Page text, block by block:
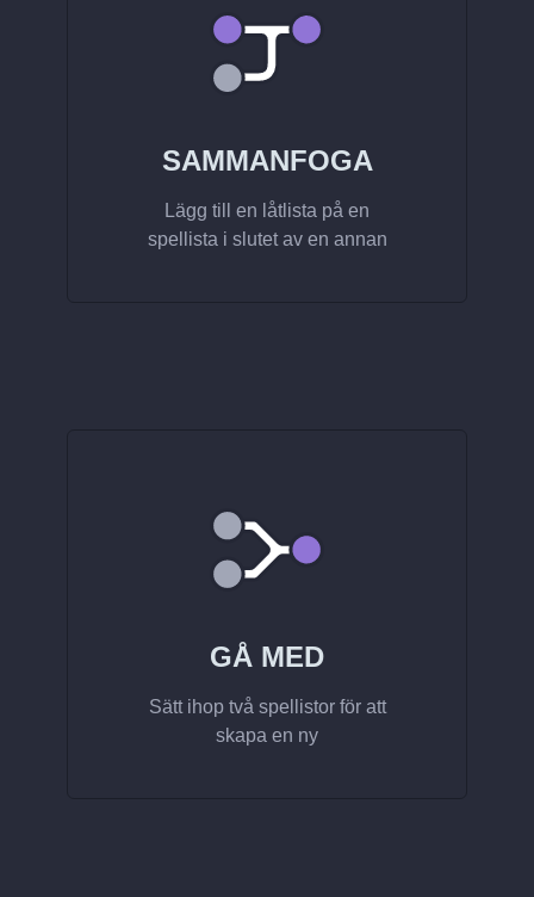
SAMMANFOGA
Lägg till en låtlista på en
spellista i slutet av en annan
GÅ MED
Sätt ihop två spellistor för att
skapa en ny